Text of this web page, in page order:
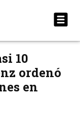
10
ordenó
en